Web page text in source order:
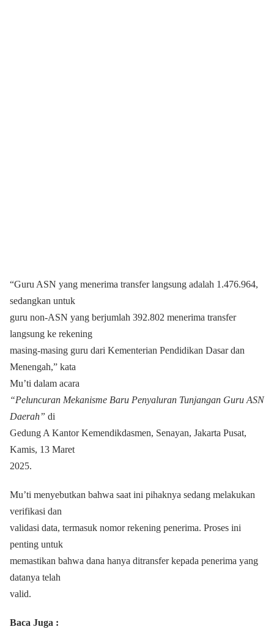
“Guru ASN yang menerima transfer langsung adalah 1.476.964,
sedangkan untuk
guru non-ASN yang berjumlah 392.802 menerima transfer
langsung ke rekening
masing-masing guru dari Kementerian Pendidikan Dasar dan
Menengah,” kata
Mu’ti dalam acara
“Peluncuran Mekanisme Baru Penyaluran Tunjangan Guru ASN
Daerah” di
Gedung A Kantor Kemendikdasmen, Senayan, Jakarta Pusat,
Kamis, 13 Maret
2025.
Mu’ti menyebutkan bahwa saat ini pihaknya sedang melakukan
verifikasi dan
validasi data, termasuk nomor rekening penerima. Proses ini
penting untuk
memastikan bahwa dana hanya ditransfer kepada penerima yang
datanya telah
valid.
Baca Juga :